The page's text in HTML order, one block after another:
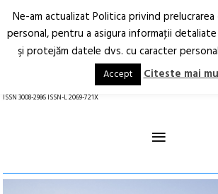
Arhitectură.
Oraș.
ISSN 3008-2986 ISSN-L 2069-721X
≡
Ne-am actualizat Politica privind
personal, pentru a asigura informaţii
şi protejăm datele dvs. cu caracter
Accept Citeste mai